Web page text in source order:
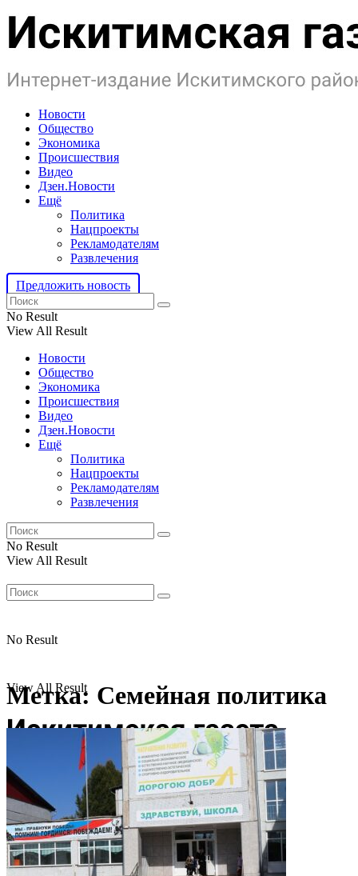
Новости
Общество
Экономика
Происшествия
Видео
Дзен.Новости
Ещё
Политика
Нацпроекты
Рекламодателям
Развлечения
Предложить новость
No Result
View All Result
Новости
Общество
Экономика
Происшествия
Видео
Дзен.Новости
Ещё
Политика
Нацпроекты
Рекламодателям
Развлечения
No Result
View All Result
No Result
View All Result
Метка: Семейная политика